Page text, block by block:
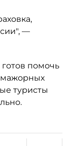
—
помочь
туристы